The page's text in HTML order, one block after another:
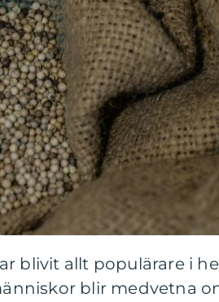
blivit allt populärare i
blir medvetna